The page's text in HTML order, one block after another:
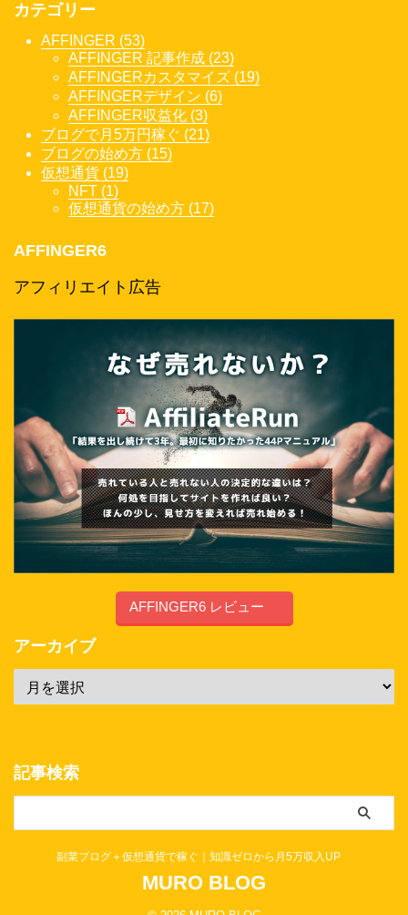
カテゴリー
AFFINGER (53)
AFFINGER 記事作成 (23)
AFFINGERカスタマイズ (19)
AFFINGERデザイン (6)
AFFINGER収益化 (3)
ブログで月5万円稼ぐ (21)
ブログの始め方 (15)
仮想通貨 (19)
NFT (1)
仮想通貨の始め方 (17)
AFFINGER6
アフィリエイト広告
AFFINGER6 レビュー
アーカイブ
記事検索
副業ブログ＋仮想通貨で稼ぐ｜知識ゼロから月5万収入UP
MURO BLOG